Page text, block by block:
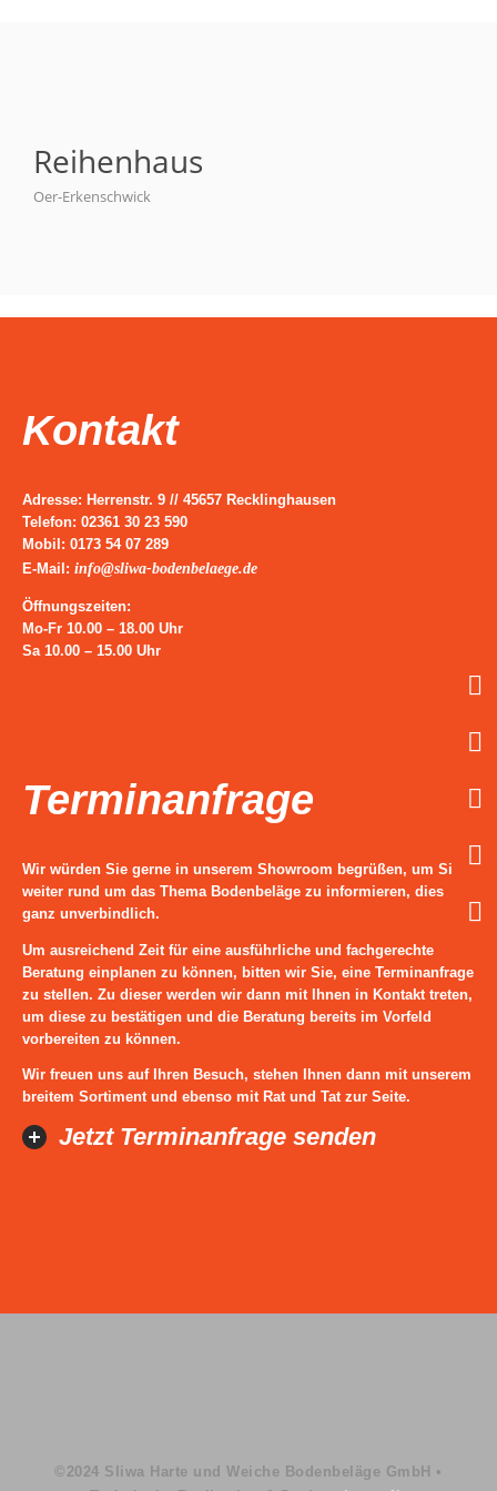
Reihenhaus
Oer-Erkenschwick
Kontakt
Adresse: Herrenstr. 9 // 45657 Recklinghausen
Telefon: 02361 30 23 590
Mobil: 0173 54 07 289
E-Mail : info@sliwa-bodenbelaege.de
Öffnungszeiten:
Mo-Fr 10.00 – 18.00 Uhr
Sa 10.00 – 15.00 Uhr
Terminanfrage
Wir würden Sie gerne in unserem Showroom begrüßen, um Sie
weiter rund um das Thema Bodenbeläge zu informieren, dies
ganz unverbindlich.
Um ausreichend Zeit für eine ausführliche und fachgerechte
Beratung einplanen zu können, bitten wir Sie, eine Terminanfrage
zu stellen. Zu dieser werden wir dann mit Ihnen in Kontakt treten,
um diese zu bestätigen und die Beratung bereits im Vorfeld
vorbereiten zu können.
Wir freuen uns auf Ihren Besuch, stehen Ihnen dann mit unserem
breitem Sortiment und ebenso mit Rat und Tat zur Seite.
Jetzt Terminanfrage senden
©2024 Sliwa Harte und Weiche Bodenbeläge GmbH •